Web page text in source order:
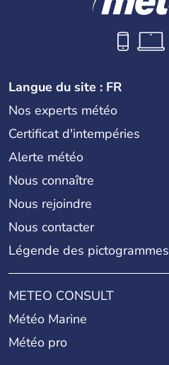
Langue du site : FR
Nos experts météo
Certificat d'intempéries
Alerte météo
Nous connaître
Nous rejoindre
Nous contacter
Légende des pictogrammes
METEO CONSULT
Météo Marine
Météo pro